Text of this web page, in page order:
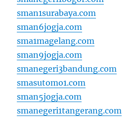
sman1surabaya.com
sman6jogja.com
sma1magelang.com
sman9jogja.com
smanegeri3bandung.com
smasutomo1.com
sman5jogja.com
smanegeri1tangerang.com